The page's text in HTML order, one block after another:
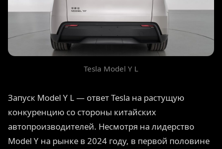
Tesla Model Y L
Запуск Model Y L — ответ Tesla на растущую
конкуренцию со стороны китайских
автопроизводителей. Несмотря на лидерство
Model Y на рынке в 2024 году, в первой половине